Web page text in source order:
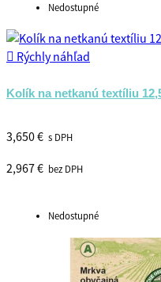
Nedostupné
 Rýchly náhľad
Kolík na netkanú textíliu
3,650 € s DPH
2,967 € bez DPH
Nedostupné